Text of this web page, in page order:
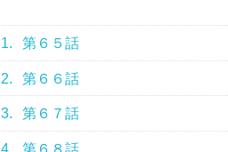
1. 第６５話
2. 第６６話
3. 第６７話
4. 第６８話